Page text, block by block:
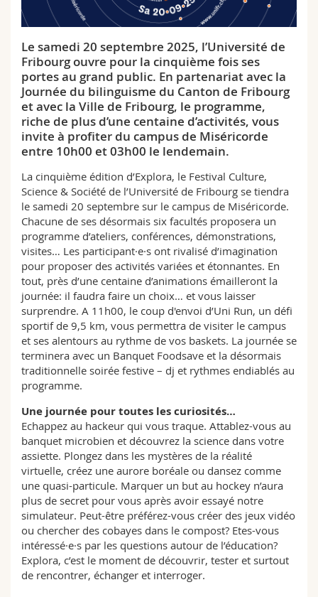
Sciences et médecine
Interfacultaire
Collaborateurs
Doctorants
Webmail
Programme des cours
MyUnifr
Le samedi 20 septembre 2025, l’Université de
Fribourg ouvre pour la cinquième fois ses
portes au grand public. En partenariat avec la
Journée du bilinguisme du Canton de Fribourg
et avec la Ville de Fribourg, le programme,
riche de plus d’une centaine d’activités, vous
invite à profiter du campus de Miséricorde
entre 10h00 et 03h00 le lendemain.
La cinquième édition d’Explora, le Festival Culture,
Science & Société de l’Université de Fribourg se tiendra
le samedi 20 septembre sur le campus de Miséricorde.
Chacune de ses désormais six facultés proposera un
programme d’ateliers, conférences, démonstrations,
visites… Les participant·e·s ont rivalisé d’imagination
pour proposer des activités variées et étonnantes. En
tout, près d’une centaine d’animations émailleront la
journée: il faudra faire un choix… et vous laisser
surprendre. A 11h00, le coup d'envoi d’Uni Run, un défi
sportif de 9,5 km, vous permettra de visiter le campus
et ses alentours au rythme de vos baskets. La journée se
terminera avec un Banquet Foodsave et la désormais
traditionnelle soirée festive – dj et rythmes endiablés au
programme.
Une journée pour toutes les curiosités…
Echappez au hackeur qui vous traque. Attablez-vous au
banquet microbien et découvrez la science dans votre
assiette. Plongez dans les mystères de la réalité
virtuelle, créez une aurore boréale ou dansez comme
une quasi-particule. Marquer un but au hockey n’aura
plus de secret pour vous après avoir essayé notre
simulateur. Peut-être préférez-vous créer des jeux vidéo
ou chercher des cobayes dans le compost? Etes-vous
intéressé·e·s par les questions autour de l’éducation?
Explora, c’est le moment de découvrir, tester et surtout
de rencontrer, échanger et interroger.